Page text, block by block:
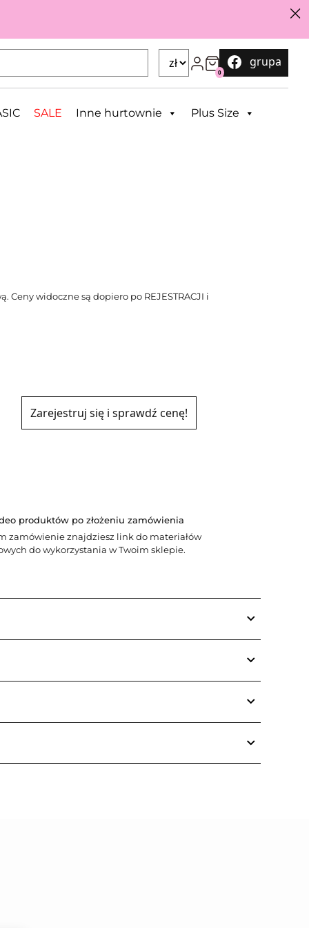
0
grupa
SALE Inne hurtownie Plus Size
Ceny widoczne są dopiero po REJESTRACJI i
Zarejestruj się i sprawdź cenę!
produktów po złożeniu zamówienia
zamówienie znajdziesz link do materiałów
do wykorzystania w Twoim sklepie.